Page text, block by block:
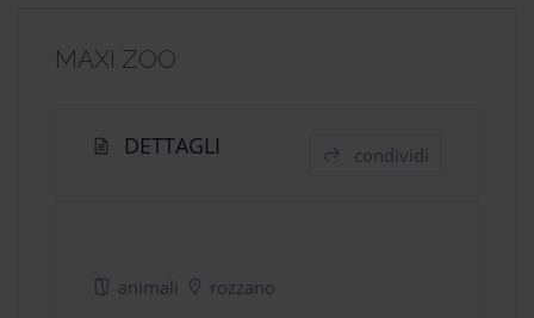
MAXI ZOO
DETTAGLI condividi
animali rozzano